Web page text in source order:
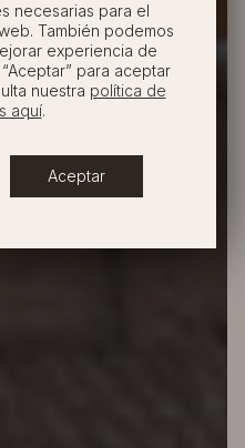
necesarias para el
También podemos
experiencia de
para aceptar
nuestra política de
aquí.
Aceptar